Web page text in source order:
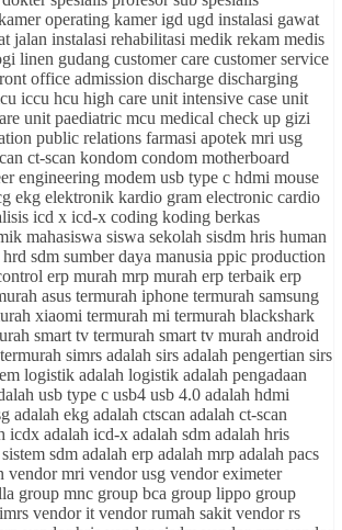
operating kamer igd ugd instalasi gawat
jalan instalasi rehabilitasi medik rekam medis
linen gudang customer care customer service
office admission discharge discharging
iccu hcu high care unit intensive case unit
unit paediatric mcu medical check up gizi
public relations farmasi apotek mri usg
ct-scan kondom condom motherboard
engineering modem usb type c hdmi mouse
ekg elektronik kardio gram electronic cardio
icd x icd-x coding koding berkas
mahasiswa siswa sekolah sisdm hris human
sdm sumber daya manusia ppic production
erp murah mrp murah erp terbaik erp
asus termurah iphone termurah samsung
xiaomi termurah mi termurah blackshark
smart tv termurah smart tv murah android
simrs adalah sirs adalah pengertian sirs
logistik adalah logistik adalah pengadaan
usb type c usb4 usb 4.0 adalah hdmi
adalah ekg adalah ctscan adalah ct-scan
icdx adalah icd-x adalah sdm adalah hris
sdm adalah erp adalah mrp adalah pacs
vendor mri vendor usg vendor eximeter
group mnc group bca group lippo group
vendor it vendor rumah sakit vendor rs